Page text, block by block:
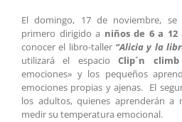
El domingo, 17 de noviembre, se
primero dirigido a niños de 6 a 12
conocer el libro-taller “Alicia y la
utilizará el espacioClip´n climb
emociones» y los pequeños
emociones propias y ajenas. El
los adultos, quienes aprenderán a
medir su temperatura emocional.